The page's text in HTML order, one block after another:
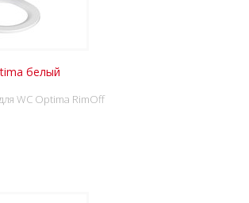
белый
WC Optima RimOff